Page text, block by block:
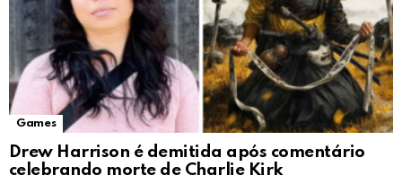
Games
Drew Harrison é demitida após comentário
celebrando morte de Charlie Kirk